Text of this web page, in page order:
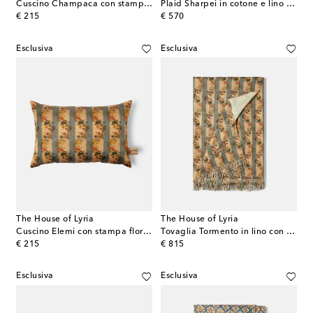
Cuscino Champaca con stampa floreale
€ 215
original price
Plaid Sharpei in cotone e lino a fiori
€ 570
original price
Esclusiva
The House of Lyria
Cuscino Elemi con stampa floreale
€ 215
original price
Esclusiva
The House of Lyria
Tovaglia Tormento in lino con stampa floreale
€ 815
original price
Esclusiva Esclusiva